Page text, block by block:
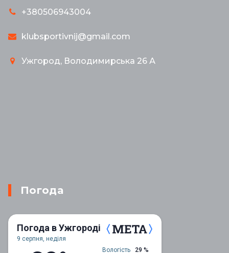
+380506943004
klubsportivnij@gmail.com
Ужгород, Володимирська 26 А
Погода
Погода в Ужгороді
9 серпня, неділя
Вологість
29 %